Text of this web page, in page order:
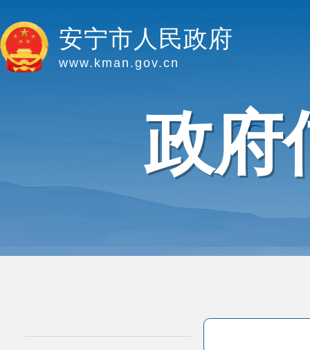
安宁市人民政府
www.kman.gov.cn
政府